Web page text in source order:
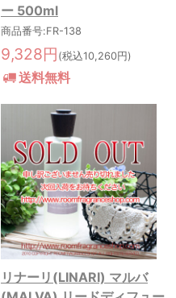
ー 500ml
商品番号:FR-138
9,328円 (税込10,260円)
送料無料
リナーリ(LINARI) マルバ